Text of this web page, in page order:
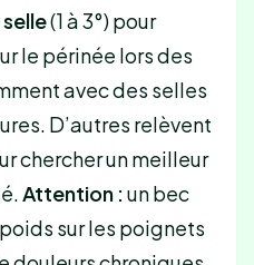
(1 à 3°) pour
le périnée lors des
avec des selles
D’autres relèvent
chercher un meilleur
Attention :un bec
sur les poignets